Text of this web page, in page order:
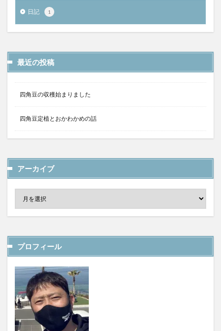
日記 1
最近の投稿
四角豆の収穫始まりました
四角豆定植とおかわかめの話
アーカイブ
プロフィール